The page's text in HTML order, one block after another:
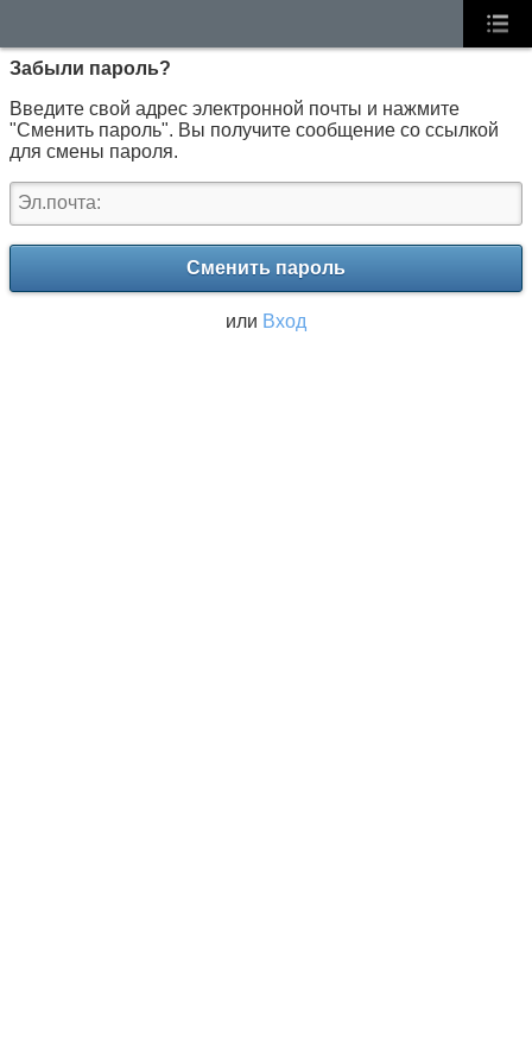
Забыли пароль?
Введите свой адрес электронной почты и нажмите
"Сменить пароль". Вы получите сообщение со ссылкой
для смены пароля.
Сменить пароль
или Вход